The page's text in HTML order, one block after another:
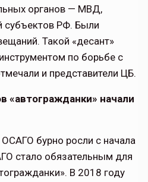
органов — МВД,
РФ. Были
Такой «десант»
по борьбе с
и представители ЦБ.
начали
бурно росли с начала
стало обязательным для
В 2018 году